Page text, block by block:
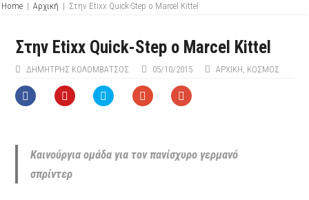
Home | Αρχική | Στην Εtixx Quick-Step o Μarcel Kittel
Στην Εtixx Quick-Step o Μarcel Kittel
ΔΗΜΉΤΡΗΣ ΚΟΛΟΜΒΆΤΣΟΣ 05/10/2015 ΑΡΧΙΚΉ ΚΟΣΜΟΣ
Καινούργια ομάδα για τον πανίσχυρο γερμανό
σπρίντερ